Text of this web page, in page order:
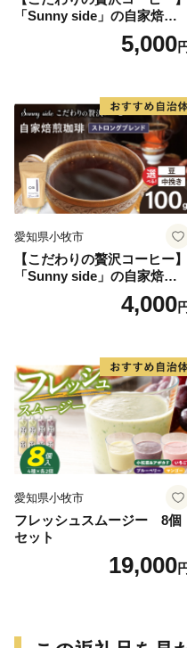
「Sunny side」の自家焙煎珈
琲こまきブレンド（100g）
5,000
愛知県小牧市
【こだわりの贅沢コーヒー】
「Sunny side」の自家焙煎珈
琲ストロングブレンド（100
4,000
愛知県小牧市
フレッシュスムージー 8個
セット
19,000